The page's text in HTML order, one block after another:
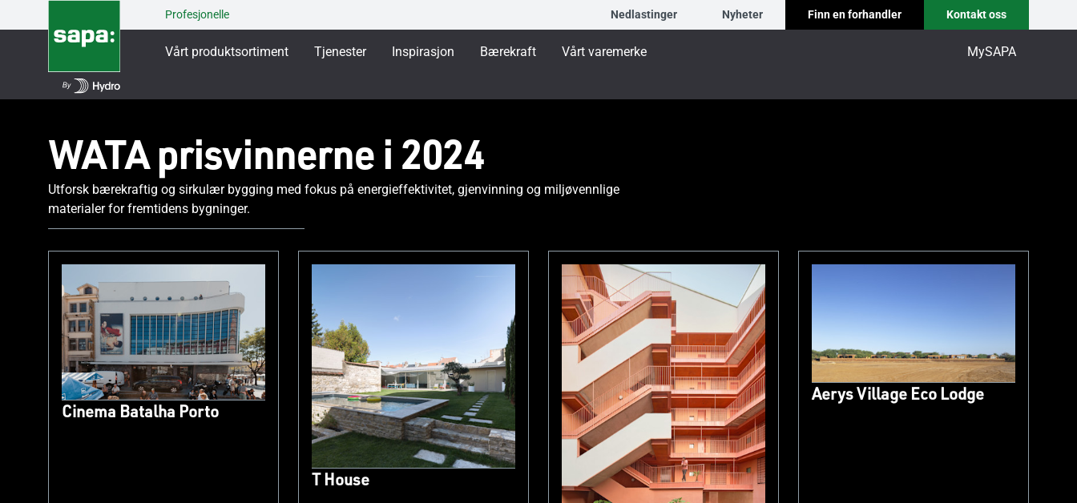
Profesjonelle Nedlastinger Nyheter Finn en forhandler Kontakt oss
Vårt produktsortiment Tjenester Inspirasjon Bærekraft Vårt varemerke MySAPA
WATA prisvinnerne i 2024
Utforsk bærekraftig og sirkulær bygging med fokus på energieffektivitet, gjenvinning og miljøvennlige
materialer for fremtidens bygninger.
Cinema Batalha Porto
T House
Aerys Village Eco Lodge